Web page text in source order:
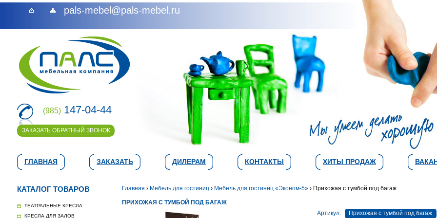
pals-mebel@pals-mebel.ru
(985) 147-04-44
ЗАКАЗАТЬ ОБРАТНЫЙ ЗВОНОК
ГЛАВНАЯ ЗАКАЗАТЬ ДИЛЕРАМ КОНТАКТЫ ХИТЫ ПРОДАЖ
КАТАЛОГ ТОВАРОВ
ТЕАТРАЛЬНЫЕ КРЕСЛА
КРЕСЛА ДЛЯ ЗАЛОВ
Главная › Мебель для гостиниц › Мебель для гостиниц «Эконом-5» › Прихожая с тумбой под багаж
ПРИХОЖАЯ С ТУМБОЙ ПОД БАГАЖ
Артикул:
Прихожая с тумбой под багаж